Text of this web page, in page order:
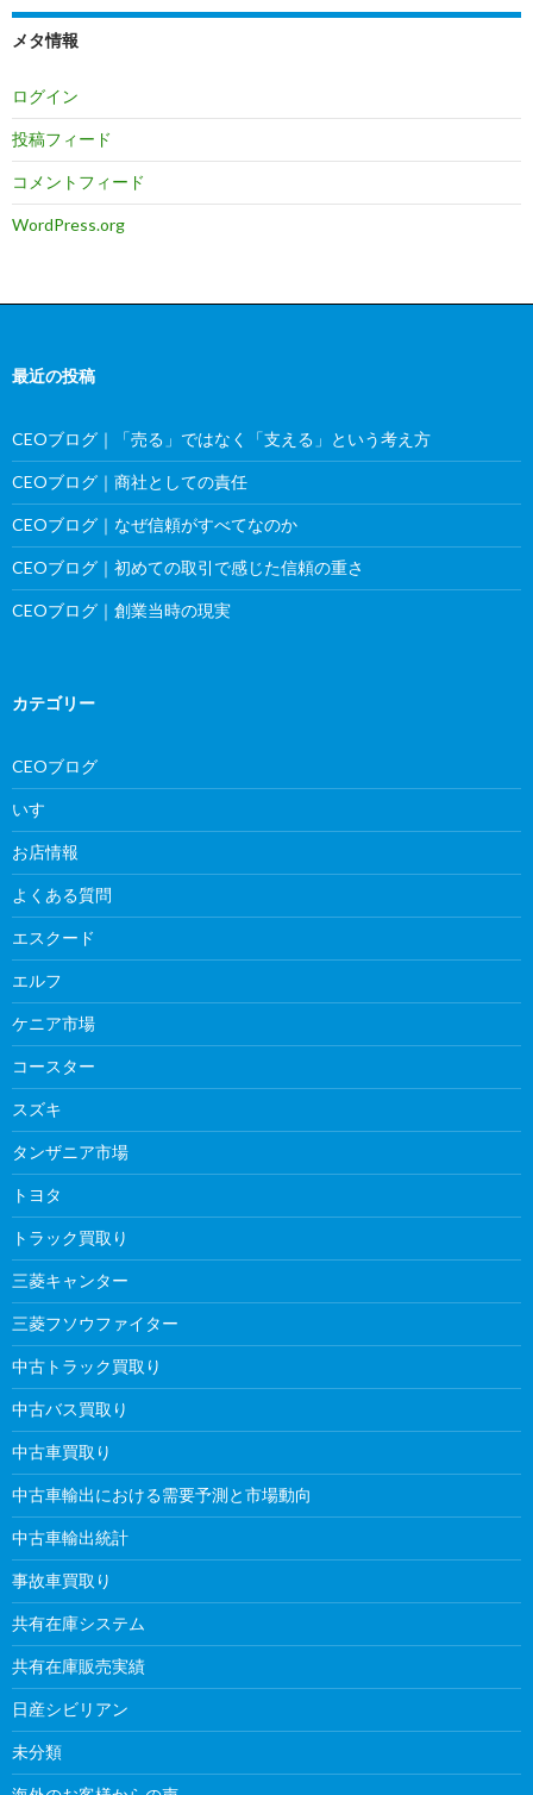
メタ情報
ログイン
投稿フィード
コメントフィード
WordPress.org
最近の投稿
CEOブログ｜「売る」ではなく「支える」という考え方
CEOブログ｜商社としての責任
CEOブログ｜なぜ信頼がすべてなのか
CEOブログ｜初めての取引で感じた信頼の重さ
CEOブログ｜創業当時の現実
カテゴリー
CEOブログ
いすゞ
お店情報
よくある質問
エスクード
エルフ
ケニア市場
コースター
スズキ
タンザニア市場
トヨタ
トラック買取り
三菱キャンター
三菱フソウファイター
中古トラック買取り
中古バス買取り
中古車買取り
中古車輸出における需要予測と市場動向
中古車輸出統計
事故車買取り
共有在庫システム
共有在庫販売実績
日産シビリアン
未分類